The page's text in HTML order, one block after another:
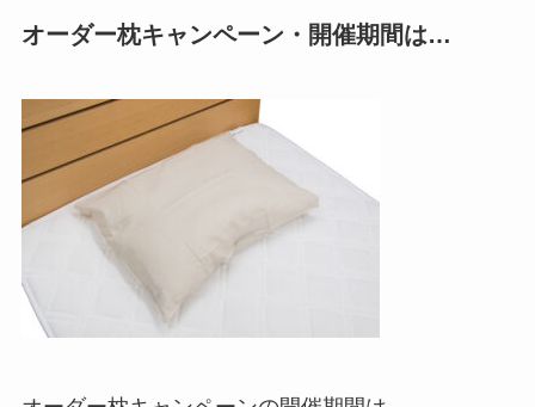
オーダー枕キャンペーン・開催期間は…